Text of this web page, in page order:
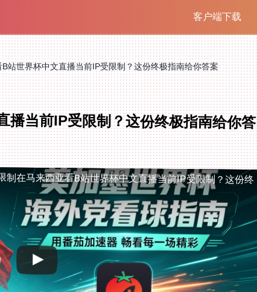
客户端下载
站世界杯中文直播当前IP受限制？这份终极指南给你答案
播当前IP受限制？这份终极指南给你答
制在马来西亚看B站世界杯中文直播当前IP受限制？这份终